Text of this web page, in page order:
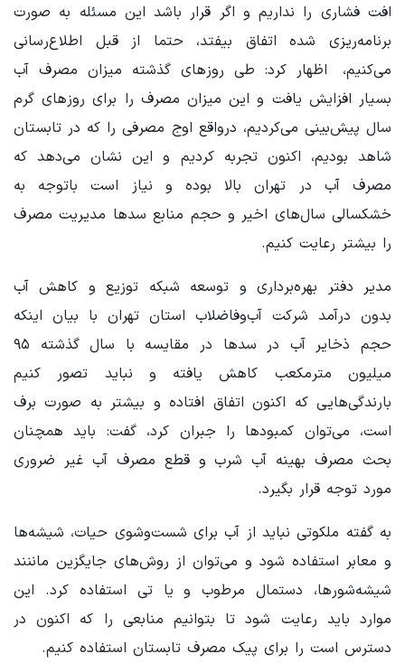
افت فشاری را نداریم و اگر قرار باشد این مسئله به صورت
برنامه‌ریزی شده اتفاق بیفتد، حتما از قبل اطلاع‌رسانی
می‌کنیم، اظهار کرد: طی روزهای گذشته میزان مصرف آب
بسیار افزایش یافت و این میزان مصرف را برای روزهای گرم
سال پیش‌بینی می‌کردیم، درواقع اوج مصرفی را که در تابستان
شاهد بودیم، اکنون تجربه کردیم و این نشان می‌دهد که
مصرف آب در تهران بالا بوده و نیاز است باتوجه به
خشکسالی سال‌های اخیر و حجم منابع سدها مدیریت مصرف
را بیشتر رعایت کنیم.
مدیر دفتر بهره‌برداری و توسعه شبکه توزیع و کاهش آب
بدون درآمد شرکت آب‌وفاضلاب استان تهران با بیان اینکه
حجم ذخایر آب در سدها در مقایسه با سال گذشته ۹۵
میلیون مترمکعب کاهش یافته و نباید تصور کنیم
بارندگی‌هایی که اکنون اتفاق افتاده و بیشتر به صورت برف
است، می‌توان کمبودها را جبران کرد، گفت: باید همچنان
بحث مصرف بهینه آب شرب و قطع مصرف آب غیر ضروری
مورد توجه قرار بگیرد.
به گفته ملکوتی نباید از آب برای شست‌وشوی حیات، شیشه‌ها
و معابر استفاده شود و می‌توان از روش‌های جایگزین ماننند
شیشه‌شورها، دستمال مرطوب و یا تی استفاده کرد. این
موارد باید رعایت شود تا بتوانیم منابعی را که اکنون در
دسترس است را برای پیک مصرف تابستان استفاده کنیم.